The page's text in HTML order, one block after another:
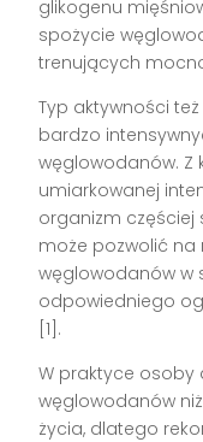
glikogenu
spożycie
trenujących
Typ aktywności też
bardzo
węglowodanów. Z
umiarkowanej
organizm częściej
może pozwolić na
węglowodanów w
odpowiedniego
[1].
W praktyce osoby
węglowodanów
życia, dlatego